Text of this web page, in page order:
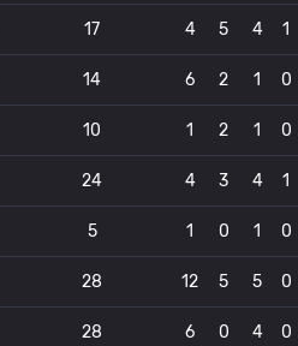
17 4 5 4 1
14 6 2 1 0
10 1 2 1 0
24 4 3 4 1
5 1 0 1 0
28 12 5 5 0
28 6 0 4 0